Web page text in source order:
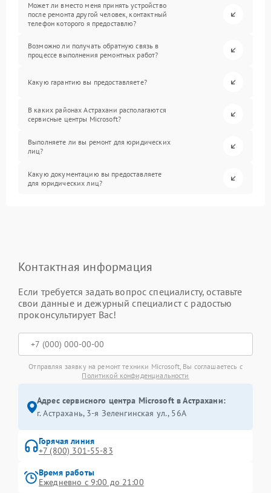
Может ли вместо меня принять устройство
после ремонта другой человек, контактный
телефон которого я предоставлю?
Возможно ли получать обратную связь в
процессе выполнения ремонтных работ?
Какую гарантию вы предоставляете?
В каких районах Астрахани располагаются
сервисные центры Microsoft?
Выполняете ли вы ремонт для юридических
лиц?
Какую документацию вы предоставляете
для юридических лиц?
Контактная информация
Если требуется задать вопрос специалисту, оставьте
свои данные и дежурный специалист с радостью
проконсультирует Вас!
Отправляя заявку на ремонт техники Microsoft, Вы соглашаетесь с
Политикой конфиденциальности
Адрес сервисного центра Microsoft в Астрахани:
г. Астрахань, 3-я Зеленгинская ул., 56А
Горячая линия
+7 (800) 301-55-83
Время работы
Ежедневно с 9:00 до 21:00